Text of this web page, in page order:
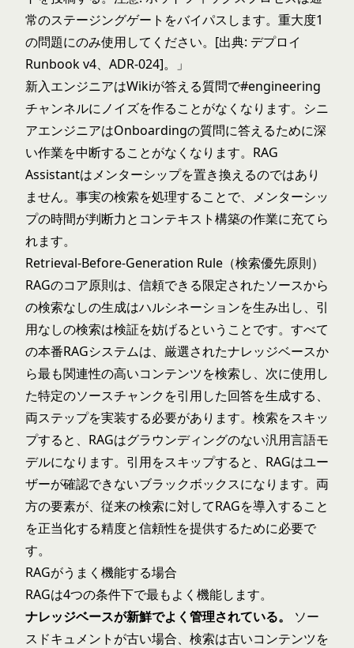
常のステージングゲートをバイパスします。重大度1
の問題にのみ使用してください。[出典: デプロイ
Runbook v4、ADR-024]。」
新入エンジニアはWikiが答える質問で#engineering
チャンネルにノイズを作ることがなくなります。シニ
アエンジニアはOnboardingの質問に答えるために深
い作業を中断することがなくなります。RAG
Assistantはメンターシップを置き換えるのではあり
ません。事実の検索を処理することで、メンターシッ
プの時間が判断力とコンテキスト構築の作業に充てら
れます。
Retrieval-Before-Generation Rule（検索優先原則）
RAGのコア原則は、信頼できる限定されたソースから
の検索なしの生成はハルシネーションを生み出し、引
用なしの検索は検証を妨げるということです。すべて
の本番RAGシステムは、厳選されたナレッジベースか
ら最も関連性の高いコンテンツを検索し、次に使用し
た特定のソースチャンクを引用した回答を生成する、
両ステップを実装する必要があります。検索をスキッ
プすると、RAGはグラウンディングのない汎用言語モ
デルになります。引用をスキップすると、RAGはユー
ザーが確認できないブラックボックスになります。両
方の要素が、従来の検索に対してRAGを導入すること
を正当化する精度と信頼性を提供するために必要で
す。
RAGがうまく機能する場合
RAGは4つの条件下で最もよく機能します。
ナレッジベースが新鮮でよく管理されている。
ソー
スドキュメントが古い場合、検索は古いコンテンツを